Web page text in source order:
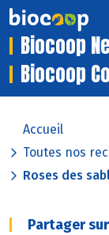
Biocoop
Biocoop
Accueil
Toutes nos
Roses des
Partager sur